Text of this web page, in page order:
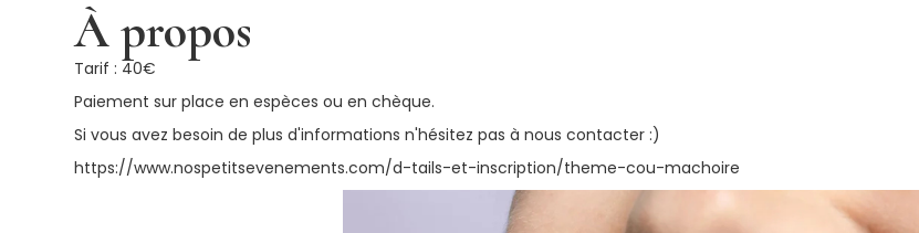
À propos
Tarif : 40€
Paiement sur place en espèces ou en chèque.
Si vous avez besoin de plus d'informations n'hésitez pas à nous contacter :)
https://www.nospetitsevenements.com/d-tails-et-inscription/theme-cou-machoire